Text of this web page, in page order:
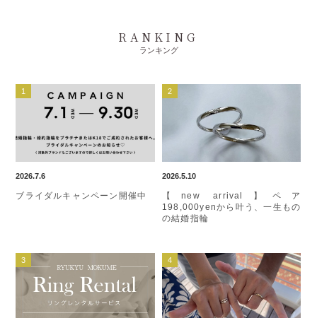
RANKING
ランキング
2026.7.6
ブライダルキャンペーン開催中
2026.5.10
【new arrival】ペア
198,000yenから叶う、一生もの
の結婚指輪